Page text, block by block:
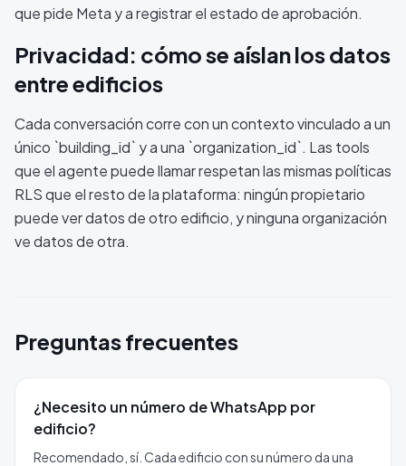
que pide Meta y a registrar el estado de aprobación.
Privacidad: cómo se aíslan los datos
entre edificios
Cada conversación corre con un contexto vinculado a un
único `building_id` y a una `organization_id`. Las tools
que el agente puede llamar respetan las mismas políticas
RLS que el resto de la plataforma: ningún propietario
puede ver datos de otro edificio, y ninguna organización
ve datos de otra.
Preguntas frecuentes
¿Necesito un número de WhatsApp por
edificio?
Recomendado, sí. Cada edificio con su número da una